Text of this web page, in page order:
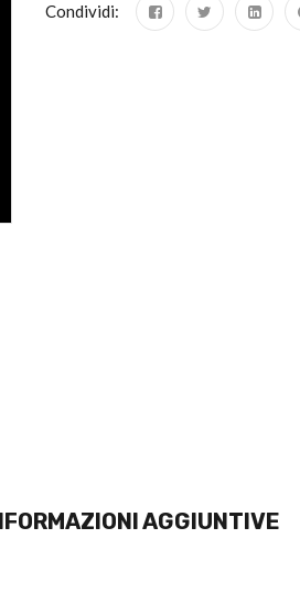
Condividi:
AGGIUNTIVE